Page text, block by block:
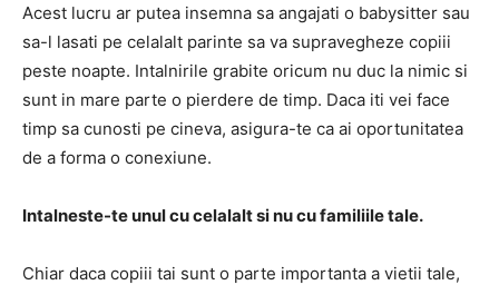
Acest lucru ar putea insemna sa angajati o babysitter sau
sa-l lasati pe celalalt parinte sa va supravegheze copiii
peste noapte. Intalnirile grabite oricum nu duc la nimic si
sunt in mare parte o pierdere de timp. Daca iti vei face
timp sa cunosti pe cineva, asigura-te ca ai oportunitatea
de a forma o conexiune.
Intalneste-te unul cu celalalt si nu cu familiile tale.
Chiar daca copiii tai sunt o parte importanta a vietii tale,